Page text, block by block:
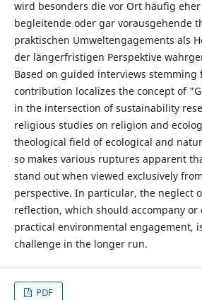
wird besonders die vor Ort häufig
begleitende oder gar vorausgehende
praktischen Umweltengagements als
der längerfristigen Perspektive
Based on guided interviews stemming
contribution localizes the concept of
in the intersection of sustainability
religious studies on religion and
theological field of ecological and
so makes various ruptures apparent
stand out when viewed exclusively
perspective. In particular, the neglect
reflection, which should accompany or
practical environmental engagement,
challenge in the longer run.
PDF